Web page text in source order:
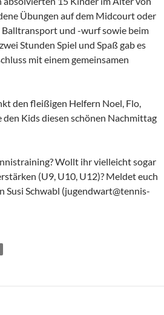
Übungen auf dem Midcourt oder
und -wurf sowie beim
Stunden Spiel und Spaß gab es
mit einem gemeinsamen
den fleißigen Helfern Noel, Flo,
Kids diesen schönen Nachmittag
Wollt ihr vielleicht sogar
(U9, U10, U12)? Meldet euch
Susi Schwabl (jugendwart@tennis-